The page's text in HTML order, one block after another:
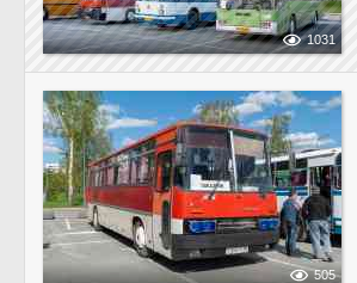
1031
505